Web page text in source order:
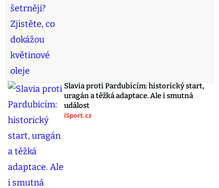
Slavia proti Pardubicím: historický start,
uragán a těžká adaptace. Ale i smutná
událost
iSport.cz